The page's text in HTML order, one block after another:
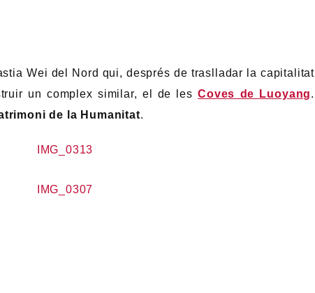
Wei del Nord qui, després de traslladar la capitalitat
un complex similar, el de lesCoves de Luoyang.
de la Humanitat.